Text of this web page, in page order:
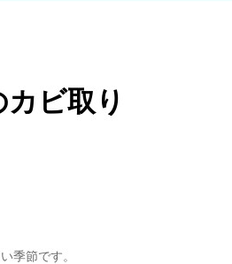
ビ取り
季節です。